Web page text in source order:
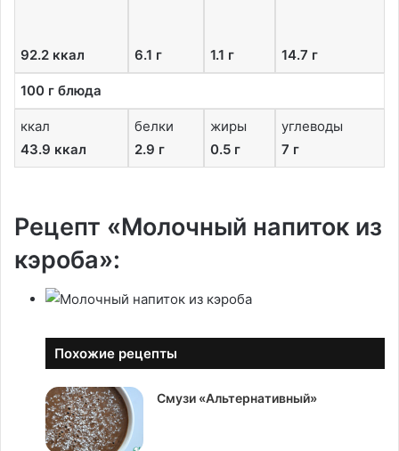
92.2 ккал 6.1 г 1.1 г 14.7 г
100 г блюда
ккал
43.9 ккал
белки
2.9 г
жиры
0.5 г
углеводы
7 г
Рецепт «Молочный напиток из
кэроба»:
Похожие рецепты
Смузи «Альтернативный»